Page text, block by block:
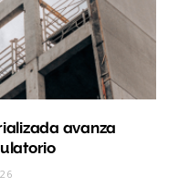
avanza